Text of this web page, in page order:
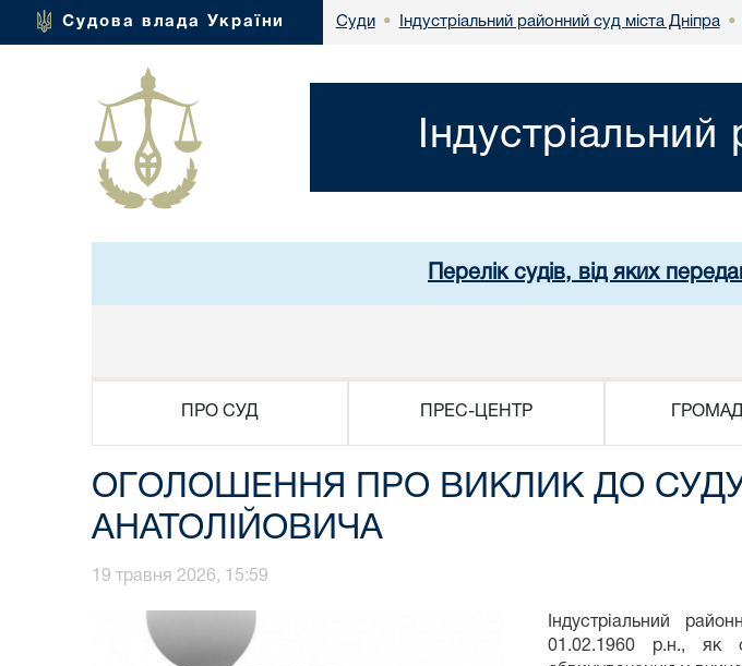
Судова влада України Суди • Індустріальний районний суд міста Дніпра •
Перелік судів, від яких
ПРО СУД ПРЕС-ЦЕНТР
ОГОЛОШЕННЯ ПРО ВИКЛИК ДО
АНАТОЛІЙОВИЧА
19 травня 2026, 15:59
Індустріальний
01.02.1960 р.н., як